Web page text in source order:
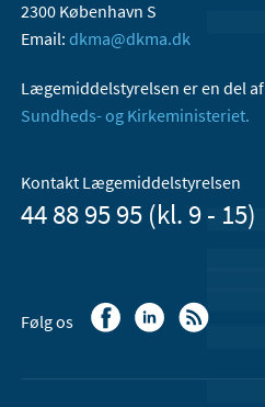
2300 København S
Email: dkma@dkma.dk
Lægemiddelstyrelsen er en del af
Sundheds- og Kirkeministeriet.
Kontakt Lægemiddelstyrelsen
44 88 95 95 (kl. 9 - 15)
Følg os